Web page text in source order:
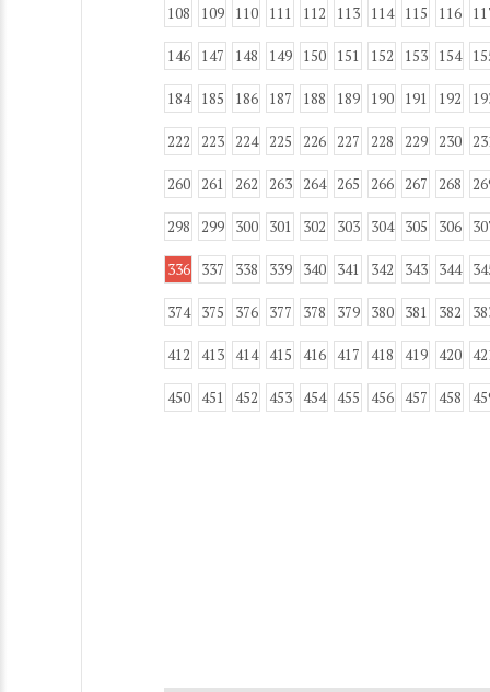
108 109 110 111 112 113 114 115 116
146 147 148 149 150 151 152 153 154
184 185 186 187 188 189 190 191 192
222 223 224 225 226 227 228 229 230
260 261 262 263 264 265 266 267 268
298 299 300 301 302 303 304 305 306
336 337 338 339 340 341 342 343 344
374 375 376 377 378 379 380 381 382
412 413 414 415 416 417 418 419 420
450 451 452 453 454 455 456 457 458